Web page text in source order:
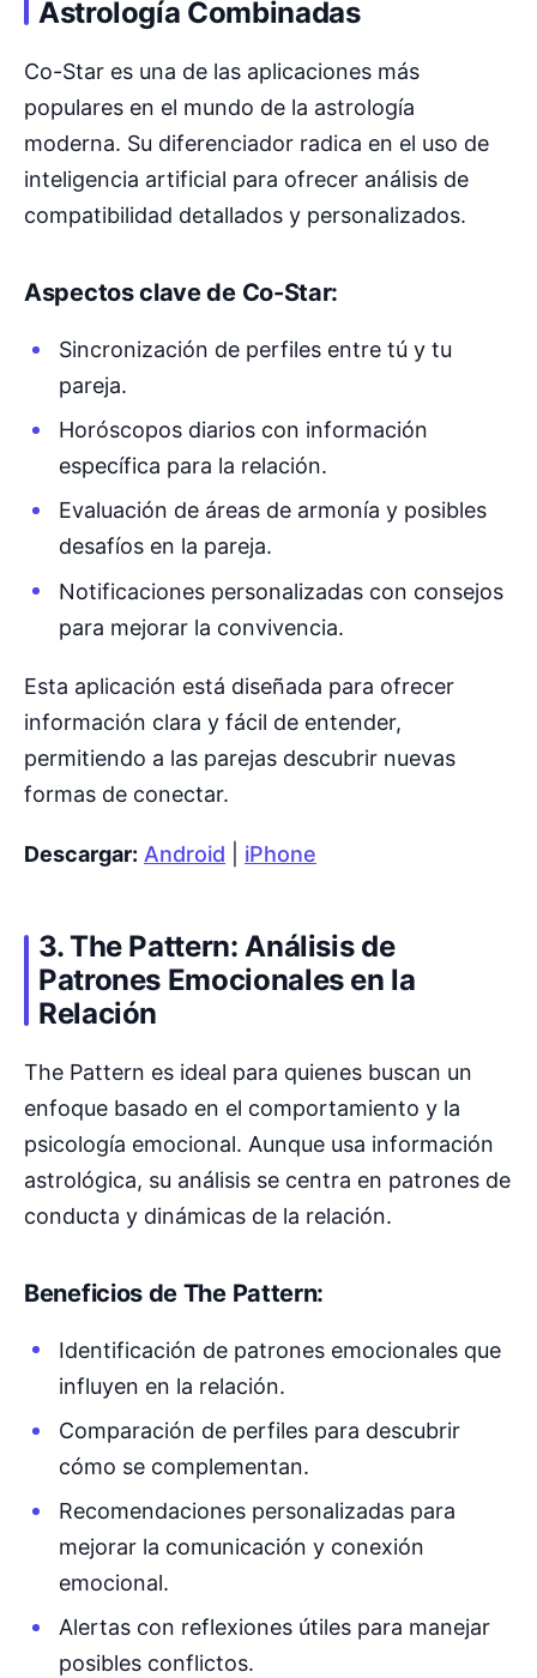
Astrología Combinadas
Co-Star es una de las aplicaciones más
populares en el mundo de la astrología
moderna. Su diferenciador radica en el uso de
inteligencia artificial para ofrecer análisis de
compatibilidad detallados y personalizados.
Aspectos clave de Co-Star:
Sincronización de perfiles entre tú y tu
pareja.
Horóscopos diarios con información
específica para la relación.
Evaluación de áreas de armonía y posibles
desafíos en la pareja.
Notificaciones personalizadas con consejos
para mejorar la convivencia.
Esta aplicación está diseñada para ofrecer
información clara y fácil de entender,
permitiendo a las parejas descubrir nuevas
formas de conectar.
Descargar: Android iPhone
3. The Pattern: Análisis de
Patrones Emocionales en la
Relación
The Pattern es ideal para quienes buscan un
enfoque basado en el comportamiento y la
psicología emocional. Aunque usa información
astrológica, su análisis se centra en patrones de
conducta y dinámicas de la relación.
Beneficios de The Pattern:
Identificación de patrones emocionales que
influyen en la relación.
Comparación de perfiles para descubrir
cómo se complementan.
Recomendaciones personalizadas para
mejorar la comunicación y conexión
emocional.
Alertas con reflexiones útiles para manejar
posibles conflictos.